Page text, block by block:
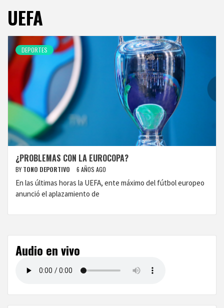
UEFA
DEPORTES
¿PROBLEMAS CON LA EUROCOPA?
BY TONO DEPORTIVO 6 AÑOS AGO
En las últimas horas la UEFA, ente máximo del fútbol europeo
anunció el aplazamiento de
Audio en vivo